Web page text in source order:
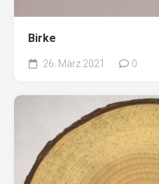
Birke
26. März 2021 0